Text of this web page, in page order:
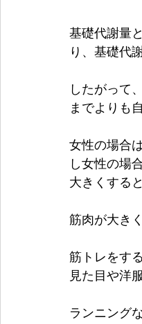
基礎代謝量
り、基礎代
したがって
までよりも
女性の場合
し女性の場
大きくする
筋肉が大き
筋トレをす
見た目や洋
ランニング